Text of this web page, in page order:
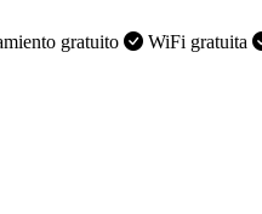
gratuito WiFi gratuita